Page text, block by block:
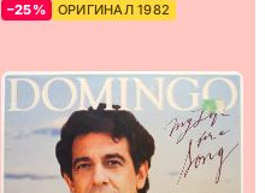
–25% ОРИГИНАЛ 1982